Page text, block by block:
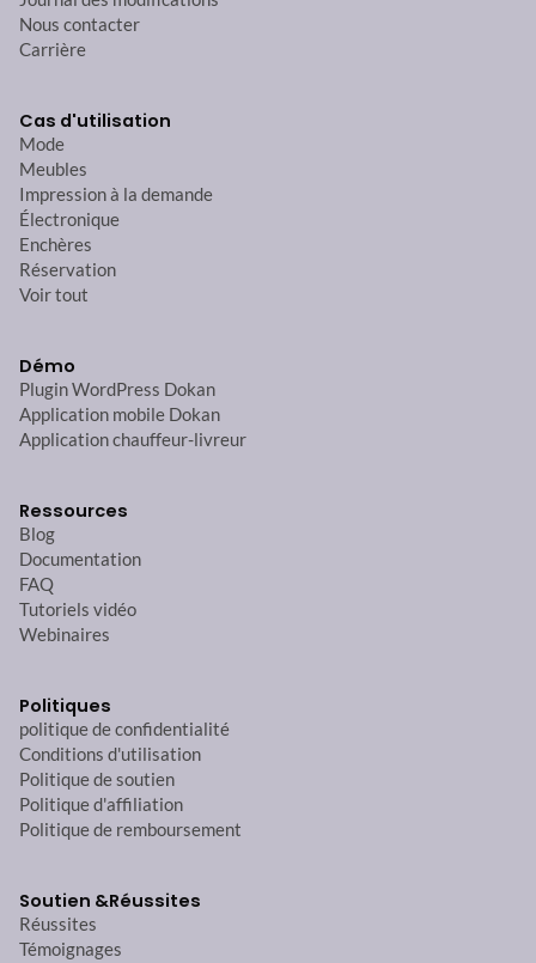
Nous contacter
Carrière
Cas d'utilisation
Mode
Meubles
Impression à la demande
Électronique
Enchères
Réservation
Voir tout
Démo
Plugin WordPress Dokan
Application mobile Dokan
Application chauffeur-livreur
Ressources
Blog
Documentation
FAQ
Tutoriels vidéo
Webinaires
Politiques
politique de confidentialité
Conditions d'utilisation
Politique de soutien
Politique d'affiliation
Politique de remboursement
Soutien &Réussites
Réussites
Témoignages